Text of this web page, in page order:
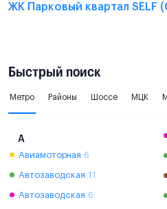
ЖК Парковый квартал SELF
Быстрый поиск
Метро Районы Шоссе МЦК
А
Авиамоторная 6
Автозаводская 11
Автозаводская 6